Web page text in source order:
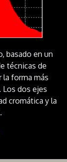
basado en un
técnicas de
la forma más
Los dos ejes
cromática y la